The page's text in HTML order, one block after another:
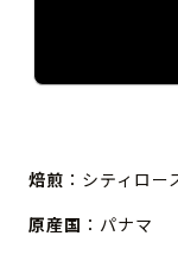
焙煎 ：シティロー
原産国 ：パナマ